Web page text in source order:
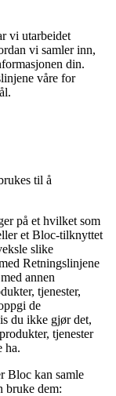
vi utarbeidet
vi samler inn,
din.
våre for
til å
på et hvilket som
et Bloc-tilknyttet
slike
Retningslinjene
annen
tjenester,
de
du ikke gjør det,
tjenester
ha.
Bloc kan samle
bruke dem: